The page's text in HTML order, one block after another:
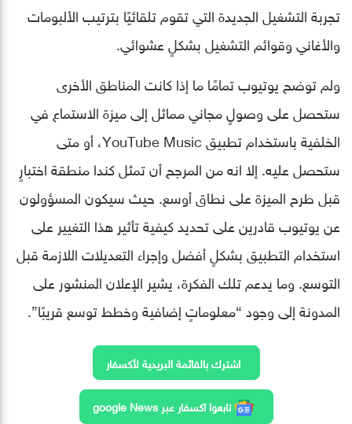
تجربة التشغيل الجديدة التي تقوم تلقائيًا بترتيب الألبومات
والأغاني وقوائم التشغيل بشكلٍ عشوائي.
ولم توضح يوتيوب تمامًا ما إذا كانت المناطق الأخرى
ستحصل على وصولٍ مجاني مماثل إلى ميزة الاستماع في
الخلفية باستخدام تطبيق YouTube Music، أو متى
ستحصل عليه. إلا انه من المرجح أن تمثل كندا منطقة اختبارٍ
قبل طرح الميزة على نطاق أوسع. حيث سيكون المسؤولون
عن يوتيوب قادرين على تحديد كيفية تأثير هذا التغيير على
استخدام التطبيق بشكلٍ أفضل وإجراء التعديلات اللازمة قبل
التوسع. وما يدعم تلك الفكرة، يشير الإعلان المنشور على
المدونة إلى وجود “معلوماتٍ إضافية وخطط توسع قريبًا”.
اشترك بالقائمة البريدية لأكسفار
تابعوا اكسفار عبر google News